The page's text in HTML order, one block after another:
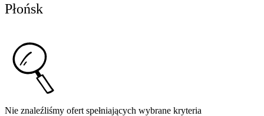
Płońsk
Nie znaleźliśmy ofert spełniających wybrane kryteria